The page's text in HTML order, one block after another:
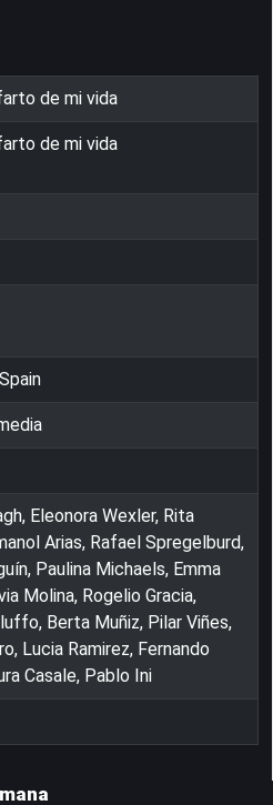
de mi vida
de mi vida
Eleonora Wexler, Rita
Arias, Rafael Spregelburd,
Paulina Michaels, Emma
Molina, Rogelio Gracia,
Berta Muñiz, Pilar Viñes,
Lucia Ramirez, Fernando
Casale, Pablo Ini